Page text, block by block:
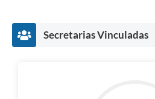
Secretarias Vinculadas